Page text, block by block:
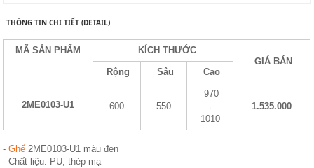
THÔNG TIN CHI TIẾT (DETAIL)
MÃ SẢN PHẨM
KÍCH THƯỚC
GIÁ BÁN
Rộng
Sâu Cao
2ME0103-U1 600 550
970
÷
1010
1.535.000
-Ghế 2ME0103-U1 màu đen
- Chất liệu: PU, thép mạ